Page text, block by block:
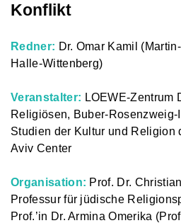
Konflikt
Redner: Dr. Omar Kamil
Halle-Wittenberg)
Veranstalter: LOEWE-Zentrum
Religiösen, Buber-Rosenzweig-
Studien der Kultur und Religion
Aviv Center
Organisation: Prof. Dr.
Professur für jüdische
Prof.’in Dr. Armina Omerika